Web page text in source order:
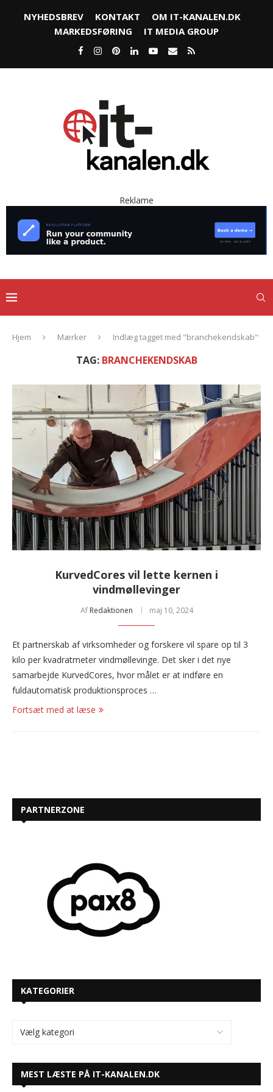
NYHEDSBREV KONTAKT
OM IT-KANALEN.DK
MARKEDSFØRING
IT MEDIA GROUP
Reklame
Hjem Mærker Indlæg tagget med "branchekendskab"
TAG: BRANCHEKENDSKAB
KurvedCores vil lette kernen i
vindmøllevinger
Af Redaktionen maj 10, 2024
Et partnerskab af virksomheder og forskere vil spare op til 3
kilo per kvadratmeter vindmøllevinge. Det sker i det nye
samarbejde KurvedCores, hvor målet er at indføre en
fuldautomatisk produktionsproces …
Fortsæt med at læse
PARTNERZONE
KATEGORIER
MEST LÆSTE PÅ IT-KANALEN.DK